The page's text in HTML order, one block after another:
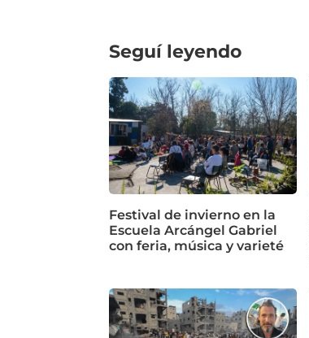
Seguí leyendo
Festival de invierno en la
Escuela Arcángel Gabriel
con feria, música y varieté